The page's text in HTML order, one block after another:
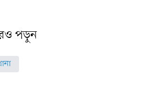
পড়ুন